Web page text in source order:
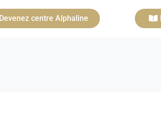
Devenez centre Alphaline